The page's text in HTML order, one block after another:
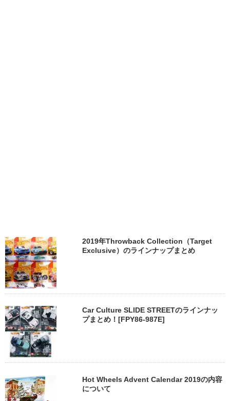
2019年Throwback Collection（Target
Exclusive）のラインナップまとめ
Car Culture SLIDE STREETのラインナッ
プまとめ！[FPY86-987E]
Hot Wheels Advent Calendar 2019の内容
について